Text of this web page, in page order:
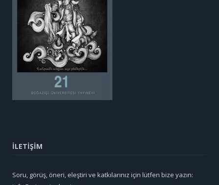
İLETİŞİM
Soru, görüş, öneri, eleştiri ve katkılarınız için lütfen bize yazın: